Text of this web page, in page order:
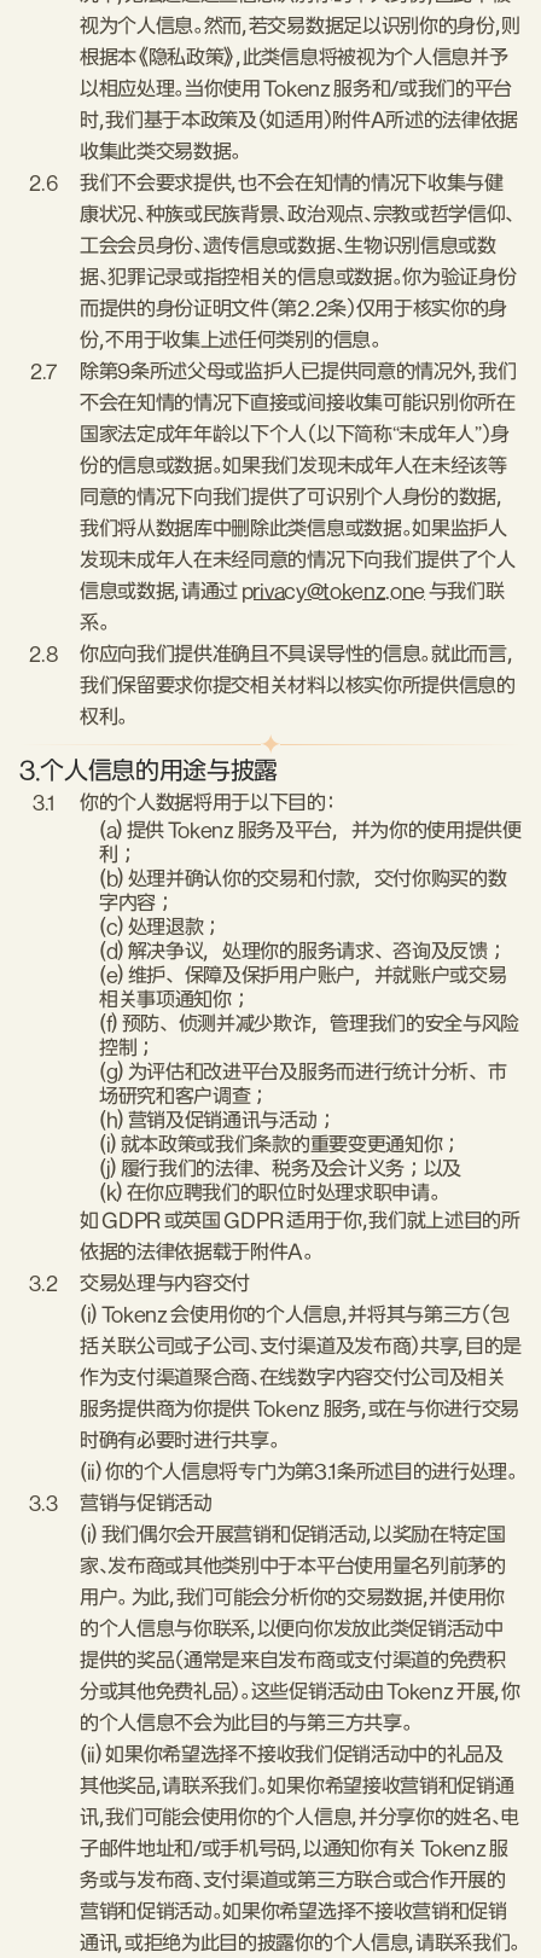
视为个人信息。然而，若交易数据足以识别你的身份，则
根据本《隐私政策》，此类信息将被视为个人信息并予
以相应处理。当你使用 Tokenz 服务和/或我们的平台
时，我们基于本政策及（如适用）附件A所述的法律依据
收集此类交易数据。
2.6
我们不会要求提供，也不会在知情的情况下收集与健
康状况、种族或民族背景、政治观点、宗教或哲学信仰、
工会会员身份、遗传信息或数据、生物识别信息或数
据、犯罪记录或指控相关的信息或数据。你为验证身份
而提供的身份证明文件（第2.2条）仅用于核实你的身
份，不用于收集上述任何类别的信息。
2.7
除第9条所述父母或监护人已提供同意的情况外，我们
不会在知情的情况下直接或间接收集可能识别你所在
国家法定成年年龄以下个人（以下简称“未成年人”）身
份的信息或数据。如果我们发现未成年人在未经该等
同意的情况下向我们提供了可识别个人身份的数据，
我们将从数据库中删除此类信息或数据。如果监护人
发现未成年人在未经同意的情况下向我们提供了个人
信息或数据，请通过 privacy@tokenz.one与我们联
系。
2.8
你应向我们提供准确且不具误导性的信息。就此而言，
我们保留要求你提交相关材料以核实你所提供信息的
权利。
3.个人信息的用途与披露
3.1
你的个人数据将用于以下目的：
(a) 提供 Tokenz 服务及平台，并为你的使用提供便
利；
(b) 处理并确认你的交易和付款，交付你购买的数
字内容；
(c) 处理退款；
(d) 解决争议，处理你的服务请求、咨询及反馈；
(e) 维护、保障及保护用户账户，并就账户或交易
相关事项通知你；
(f) 预防、侦测并减少欺诈，管理我们的安全与风险
控制；
(g) 为评估和改进平台及服务而进行统计分析、市
场研究和客户调查；
(h) 营销及促销通讯与活动；
(i) 就本政策或我们条款的重要变更通知你；
(j) 履行我们的法律、税务及会计义务；以及
(k) 在你应聘我们的职位时处理求职申请。
如 GDPR 或英国 GDPR 适用于你，我们就上述目的所
依据的法律依据载于附件A。
3.2
交易处理与内容交付
(i) Tokenz 会使用你的个人信息，并将其与第三方（包
括关联公司或子公司、支付渠道及发布商）共享，目的是
作为支付渠道聚合商、在线数字内容交付公司及相关
服务提供商为你提供 Tokenz 服务，或在与你进行交易
时确有必要时进行共享。
(ii) 你的个人信息将专门为第3.1条所述目的进行处理。
3.3
营销与促销活动
(i) 我们偶尔会开展营销和促销活动，以奖励在特定国
家、发布商或其他类别中于本平台使用量名列前茅的
用户。 为此，我们可能会分析你的交易数据，并使用你
的个人信息与你联系，以便向你发放此类促销活动中
提供的奖品（通常是来自发布商或支付渠道的免费积
分或其他免费礼品）。这些促销活动由 Tokenz 开展，你
的个人信息不会为此目的与第三方共享。
(ii) 如果你希望选择不接收我们促销活动中的礼品及
其他奖品，请联系我们。如果你希望接收营销和促销通
讯，我们可能会使用你的个人信息，并分享你的姓名、电
子邮件地址和/或手机号码，以通知你有关 Tokenz 服
务或与发布商、支付渠道或第三方联合或合作开展的
营销和促销活动。如果你希望选择不接收营销和促销
通讯，或拒绝为此目的披露你的个人信息，请联系我们。